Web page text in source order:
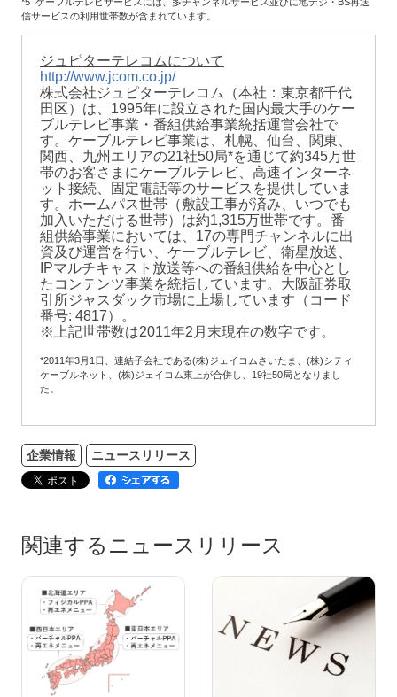
信サービスの利用世帯数が含まれています。
ジュピターテレコムについて
http://www.jcom.co.jp/
株式会社ジュピターテレコム（本社：東京都千代
田区）は、1995年に設立された国内最大手のケー
ブルテレビ事業・番組供給事業統括運営会社で
す。ケーブルテレビ事業は、札幌、仙台、関東、
関西、九州エリアの21社50局*を通じて約345万世
帯のお客さまにケーブルテレビ、高速インターネ
ット接続、固定電話等のサービスを提供していま
す。ホームパス世帯（敷設工事が済み、いつでも
加入いただける世帯）は約1,315万世帯です。番
組供給事業においては、17の専門チャンネルに出
資及び運営を行い、ケーブルテレビ、衛星放送、
IPマルチキャスト放送等への番組供給を中心とし
たコンテンツ事業を統括しています。大阪証券取
引所ジャスダック市場に上場しています（コード
番号: 4817）。
※上記世帯数は2011年2月末現在の数字です。
*2011年3月1日、連結子会社である(株)ジェイコムさいたま、(株)シティ
ケーブルネット、(株)ジェイコム東上が合併し、19社50局となりまし
た。
企業情報 ニュースリリース
関連するニュースリリース